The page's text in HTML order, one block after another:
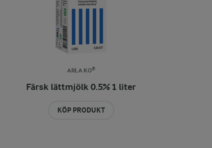
ARLA KO®
Färsk lättmjölk 0.5% 1 liter
KÖP PRODUKT